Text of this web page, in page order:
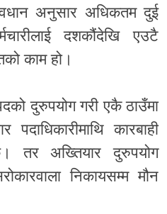
अनुसार अधिकतम दुई
दशकौंदेखि एउटै
काम हो।
दुरुपयोग गरी एकै ठाउँमा
कारबाही
तर अख्तियार दुरुपयोग
निकायसम्म मौन